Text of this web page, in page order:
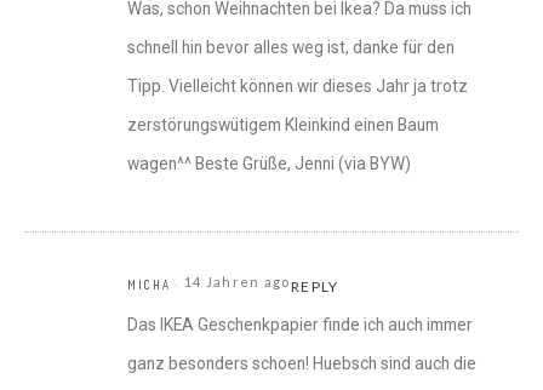
Was, schon Weihnachten bei Ikea? Da muss ich
schnell hin bevor alles weg ist, danke für den
Tipp. Vielleicht können wir dieses Jahr ja trotz
zerstörungswütigem Kleinkind einen Baum
wagen^^ Beste Grüße, Jenni (via BYW)
MICHA 14 Jahren agoREPLY
Das IKEA Geschenkpapier finde ich auch immer
ganz besonders schoen! Huebsch sind auch die